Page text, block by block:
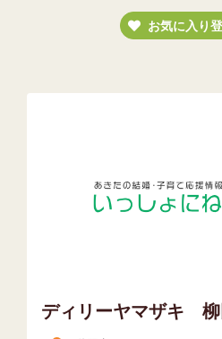
お気に入り
ディリーヤマザキ 柳